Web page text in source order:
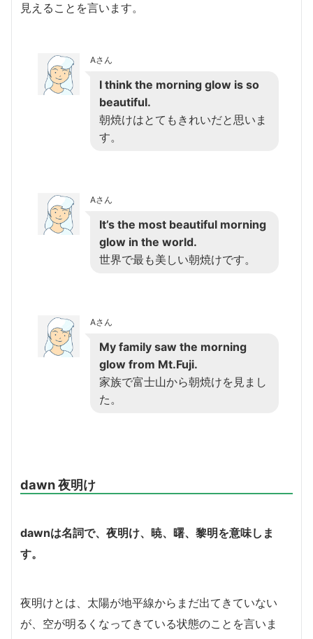
見えることを言います。
Aさん
I think the morning glow is so
beautiful.
朝焼けはとてもきれいだと思いま
す。
Aさん
It’s the most beautiful morning
glow in the world.
世界で最も美しい朝焼けです。
Aさん
My family saw the morning
glow from Mt.Fuji.
家族で富士山から朝焼けを見まし
た。
dawn 夜明け
dawnは名詞で、夜明け、暁、曙、黎明を意味しま
す。
夜明けとは、太陽が地平線からまだ出てきていない
が、空が明るくなってきている状態のことを言いま